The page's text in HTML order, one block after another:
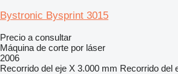
Bystronic Bysprint 3015
Precio a consultar
Máquina de corte por láser
2006
Recorrido del eje X 3.000 mm Recorrido del